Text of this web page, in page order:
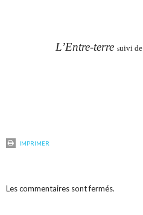
L’Entre-terre suivi de
IMPRIMER
Les commentaires sont fermés.